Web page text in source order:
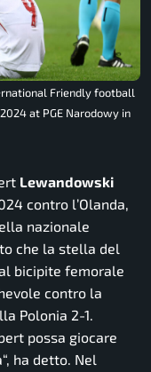
Friendly football
at PGE Narodowy in
Lewandowski
contro l’Olanda,
nazionale
che la stella del
bicipite femorale
contro la
Polonia 2-1.
possa giocare
“, ha detto. Nel